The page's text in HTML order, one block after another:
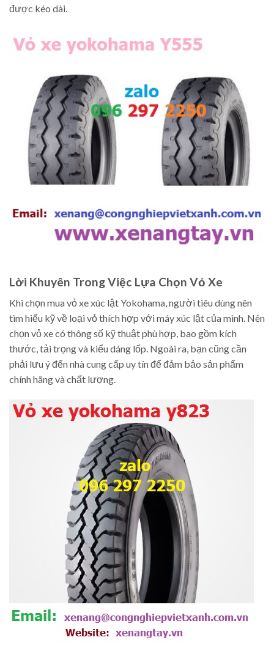
được kéo dài.
Lời Khuyên Trong Việc Lựa Chọn Vỏ Xe
Khi chọn mua vỏ xe xúc lật Yokohama, người tiêu dùng nên
tìm hiểu kỹ về loại vỏ thích hợp với máy xúc lật của mình. Nên
chọn vỏ xe có thông số kỹ thuật phù hợp, bao gồm kích
thước, tải trọng và kiểu dáng lốp. Ngoài ra, bạn cũng cần
phải lưu ý đến nhà cung cấp uy tín để đảm bảo sản phẩm
chính hãng và chất lượng.